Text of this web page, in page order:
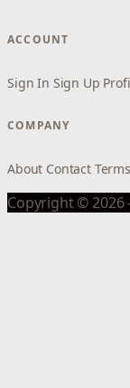
ACCOUNT
Sign In Sign Up
COMPANY
About Contact Terms
Copyright © 2026